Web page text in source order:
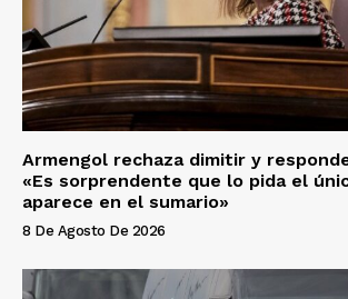
Armengol rechaza dimitir y
«Es sorprendente que lo pida el
aparece en el sumario»
8 De Agosto De 2026